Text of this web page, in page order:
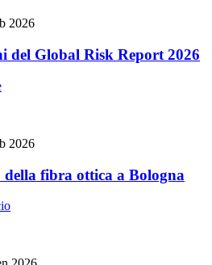
2026
del Global Risk Report 2026
2026
fibra ottica a Bologna